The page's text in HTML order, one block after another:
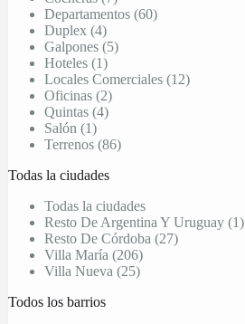
Departamentos (60)
Duplex (4)
Galpones (5)
Hoteles (1)
Locales Comerciales (12)
Oficinas (2)
Quintas (4)
Salón (1)
Terrenos (86)
Todas la ciudades
Todas la ciudades
Resto De Argentina Y Uruguay (1)
Resto De Córdoba (27)
Villa María (206)
Villa Nueva (25)
Todos los barrios